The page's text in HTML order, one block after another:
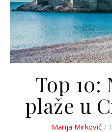
Top 10:
plaže u
Marija Mirković /